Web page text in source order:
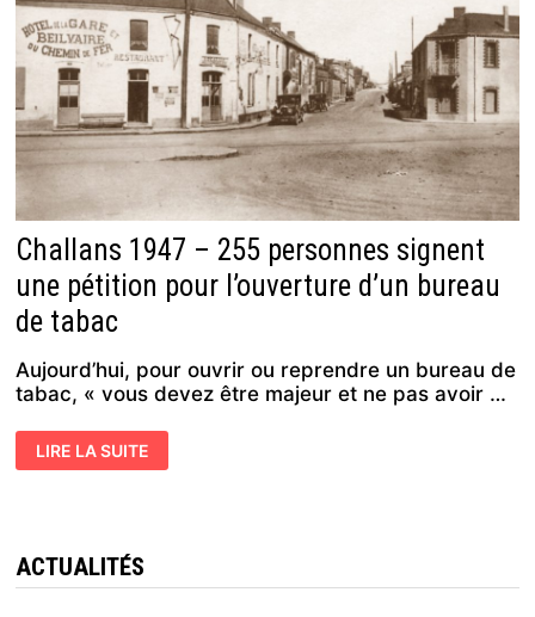
Challans 1947 – 255 personnes signent
une pétition pour l’ouverture d’un bureau
de tabac
Aujourd’hui, pour ouvrir ou reprendre un bureau de
tabac, « vous devez être majeur et ne pas avoir …
CHALLANS
1947
PÉTITION
POUR
L’OUVERTURE
LIRE LA SUITE
ACTUALITÉS